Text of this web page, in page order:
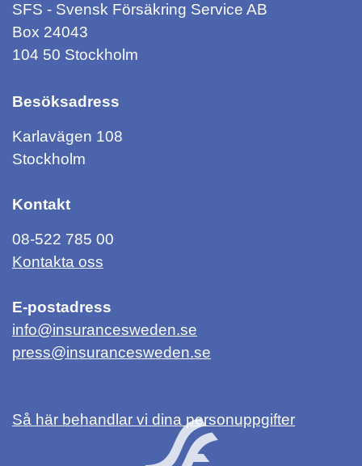
SFS - Svensk Försäkring Service AB
Box 24043
104 50 Stockholm
Besöksadress
Karlavägen 108
Stockholm
Kontakt
08-522 785 00
Kontakta oss
E-postadress
info@insurancesweden.se
press@insurancesweden.se
Så här behandlar vi dina personuppgifter